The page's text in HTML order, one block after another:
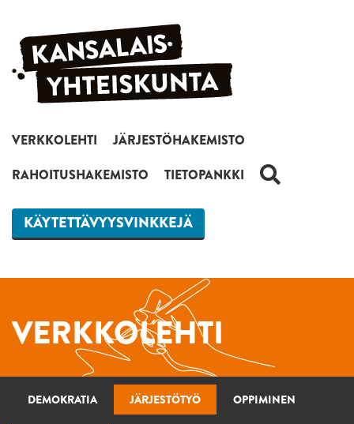
Siirry sisältöön
VERKKOLEHTI
JÄRJESTÖHAKEMISTO
RAHOITUSHAKEMISTO
TIETOPANKKI HAKU
KÄYTETTÄVYYSVINKKEJÄ
VERKKOLEHTI
DEMOKRATIA JÄRJESTÖTYÖ OPPIMINEN